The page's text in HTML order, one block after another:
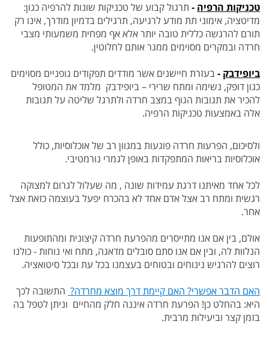
טכניקות הרפיה - תרגול קבוע של טכניקות שונות להרפיה כגון:
מדיטציה, אימוני תת מודע לרגיעה, תרגילים בדמיון מודרך, אינו רק
תורם להרגשה כללית טובה יותר אלא אף מפחית משמעותי מצבי
חרדה ובמקרים מסוימים ממגר אותם לחלוטין.
ביופידבק -בעזרת חיישנים אשר מודדים תפקודים גופניים מסוימים
כגון דופק, נשימה ומתח שרירי – ביופידבק מלמד את המטופל
להכיר את תגובות הגוף במצב חרדה ולתרגל שליטה על תגובות
אלה באמצעות טכניקות הרפיה.
ולסיכום, הפרעות חרדה פוגעות במגוון רב של אוכלוסיות, כולל
אוכלוסיות בריאות המתפקדות באופן לגמרי נורמטיבי.
לכל אחד מאיתנו דרגת עמידות שונה , מה שעלול לגרום למצוקה
רגשית ומתח רב אצל אדם אחד לא בהכרח יפעל בעוצמה כזאת אצל
אחר.
אולם, בין אם אנו מתייסרים מהפרעת חרדה קיצונית ומהתופעות
הנלוותלה, ובין אם אנו סתם סובלים מדאגה, מתח ואי נוחות - כולנו
רוצים להרגיש נינוחים ובטוחים בעצמנו בכל עת ובכל סיטואציה.
האם הדבר אפשרי? האם קיימתדרך מוצא מחרדה? התשובה לכך
היא: בהחלט כן! הפרעת חרדה איננה חלק מהחיים וניתן לטפל בה
בזמן קצר וביעילות מרבית.